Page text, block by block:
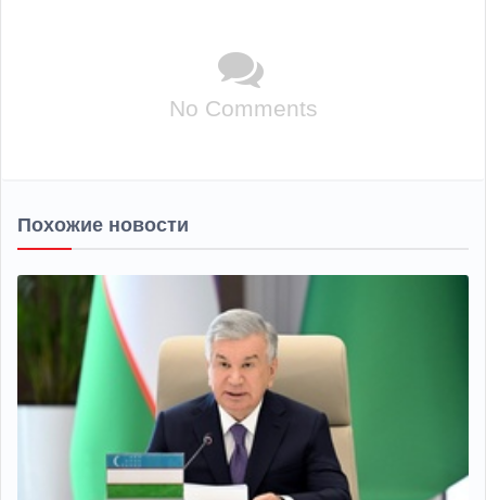
No Comments
Похожие новости